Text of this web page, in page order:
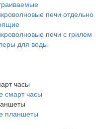
печи отдельно
печи с грилем
для воды
часы
смарт часы
планшеты